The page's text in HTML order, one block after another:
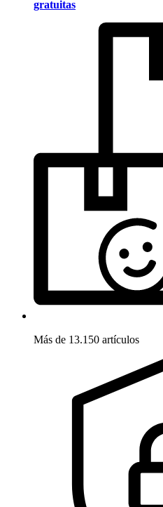
gratuitas
Más de 13.150 artículos